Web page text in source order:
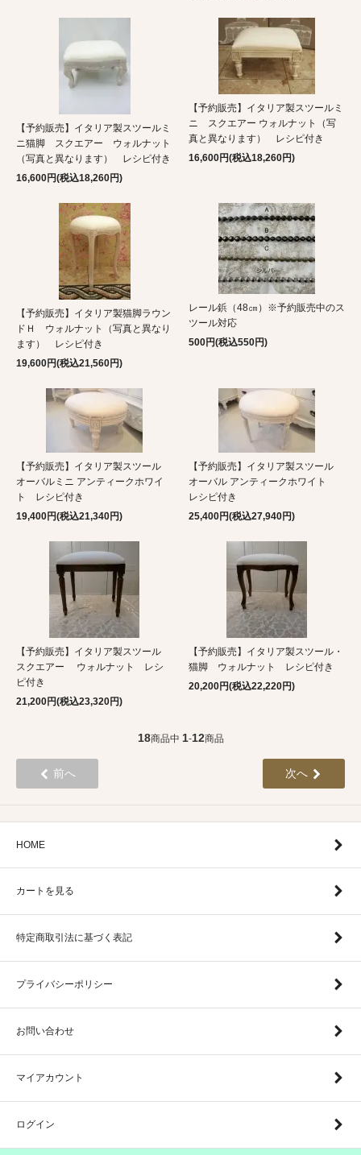
【予約販売】イタリア製スツールミ
ニ猫脚 スクエアー ウォルナット
（写真と異なります） レシピ付き
16,600円(税込18,260円)
【予約販売】イタリア製スツールミ
ニ スクエアー ウォルナット（写
真と異なります） レシピ付き
16,600円(税込18,260円)
【予約販売】イタリア製猫脚ラウン
ドＨ ウォルナット（写真と異なり
ます） レシピ付き
19,600円(税込21,560円)
レール鋲（48㎝）※予約販売中のス
ツール対応
500円(税込550円)
【予約販売】イタリア製スツール
オーバルミニ アンティークホワイ
ト レシピ付き
19,400円(税込21,340円)
【予約販売】イタリア製スツール
オーバル アンティークホワイト
レシピ付き
25,400円(税込27,940円)
【予約販売】イタリア製スツール
スクエアー ウォルナット レシ
ピ付き
21,200円(税込23,320円)
【予約販売】イタリア製スツール・
猫脚 ウォルナット レシピ付き
20,200円(税込22,220円)
18商品中 1-12商品
前へ 次へ
HOME
カートを見る
特定商取引法に基づく表記
プライバシーポリシー
お問い合わせ
マイアカウント
ログイン